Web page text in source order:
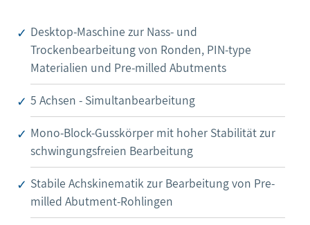
Desktop-Maschine zur Nass- und
Trockenbearbeitung von Ronden, PIN-type
Materialien und Pre-milled Abutments
5 Achsen - Simultanbearbeitung
Mono-Block-Gusskörper mit hoher Stabilität zur
schwingungsfreien Bearbeitung
Stabile Achskinematik zur Bearbeitung von Pre-
milled Abutment-Rohlingen